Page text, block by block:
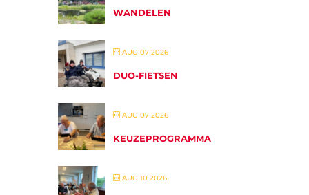
WANDELEN
AUG 07 2026
DUO-FIETSEN
AUG 07 2026
KEUZEPROGRAMMA
AUG 10 2026